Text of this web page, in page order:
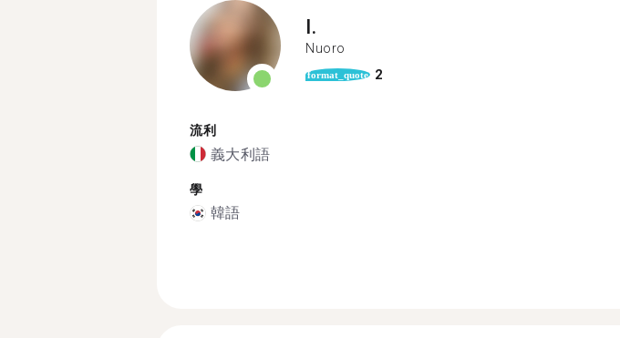
I.
Nuoro
format_quote 2
流利
義大利語
學
韓語